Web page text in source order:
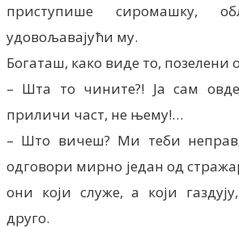
приступише сиромашку,
удовољавајући му.
Богаташ, како виде то, позелени
– Шта то чините?! Ја сам
приличи част, не њему!…
– Што вичеш? Ми теби
одговори мирно један од
они који служе, а који
друго.